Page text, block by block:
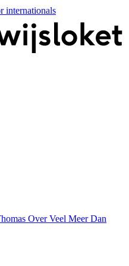
internationals
Over Veel Meer Dan